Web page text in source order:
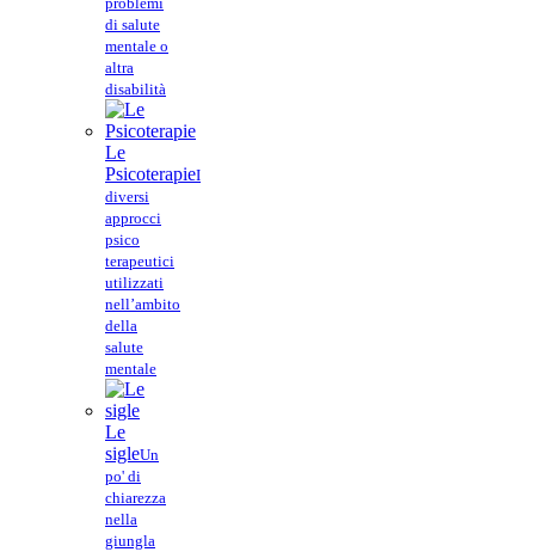
di salute
mentale o
altra
disabilità
Le
PsicoterapieI
diversi
approcci
psico
terapeutici
utilizzati
nell’ambito
della
salute
mentale
Le
sigleUn
po' di
chiarezza
nella
giungla